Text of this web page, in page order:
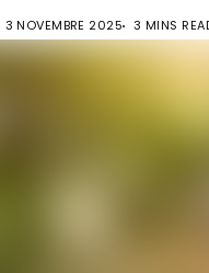
3 NOVEMBRE 2025 3 MINS